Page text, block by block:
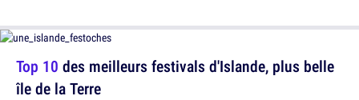
Top 10 des meilleurs festivals d'Islande, plus belle
île de la Terre